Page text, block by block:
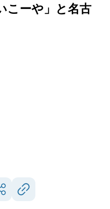
ーや」と名古